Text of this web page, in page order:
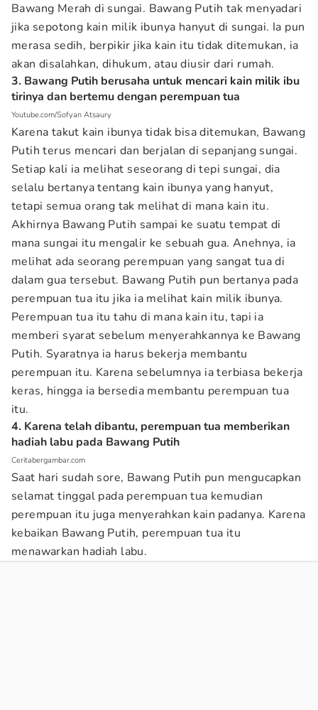
Bawang Merah di sungai. Bawang Putih tak menyadari
jika sepotong kain milik ibunya hanyut di sungai. Ia pun
merasa sedih, berpikir jika kain itu tidak ditemukan, ia
akan disalahkan, dihukum, atau diusir dari rumah.
3. Bawang Putih berusaha untuk mencari kain milik ibu
tirinya dan bertemu dengan perempuan tua
Youtube.com/Sofyan Atsaury
Karena takut kain ibunya tidak bisa ditemukan, Bawang
Putih terus mencari dan berjalan di sepanjang sungai.
Setiap kali ia melihat seseorang di tepi sungai, dia
selalu bertanya tentang kain ibunya yang hanyut,
tetapi semua orang tak melihat di mana kain itu.
Akhirnya Bawang Putih sampai ke suatu tempat di
mana sungai itu mengalir ke sebuah gua. Anehnya, ia
melihat ada seorang perempuan yang sangat tua di
dalam gua tersebut. Bawang Putih pun bertanya pada
perempuan tua itu jika ia melihat kain milik ibunya.
Perempuan tua itu tahu di mana kain itu, tapi ia
memberi syarat sebelum menyerahkannya ke Bawang
Putih. Syaratnya ia harus bekerja membantu
perempuan itu. Karena sebelumnya ia terbiasa bekerja
keras, hingga ia bersedia membantu perempuan tua
itu.
4. Karena telah dibantu, perempuan tua memberikan
hadiah labu pada Bawang Putih
Ceritabergambar.com
Saat hari sudah sore, Bawang Putih pun mengucapkan
selamat tinggal pada perempuan tua kemudian
perempuan itu juga menyerahkan kain padanya. Karena
kebaikan Bawang Putih, perempuan tua itu
menawarkan hadiah labu.